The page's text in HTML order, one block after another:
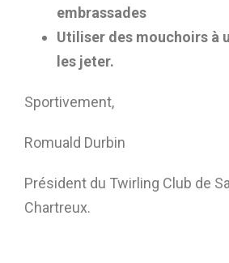
embrassades
Utiliser des mouchoirs à
les jeter.
Sportivement,
Romuald Durbin
Président du Twirling Club de
Chartreux.